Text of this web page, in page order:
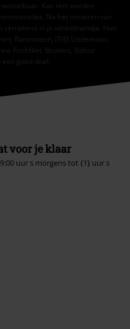
Kan niet worden
Na het invoeren van
verrekend in je winkelmandje. Niet
Rammstein, (Till) Lindemann,
Fischfilet, Broilers, Böhse
goed doel.
voor je klaar
uur s morgens tot {1} uur s